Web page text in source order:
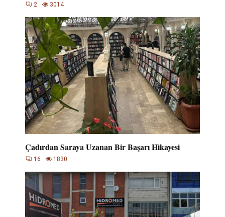
2 3014
Çadırdan Saraya Uzanan Bir Başarı Hikayesi
16 1830